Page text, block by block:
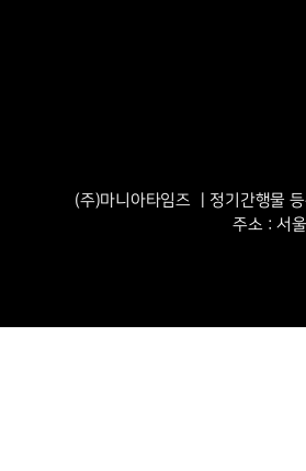
(주)마니아타임즈 ㅣ정기간행물
주소 : 서